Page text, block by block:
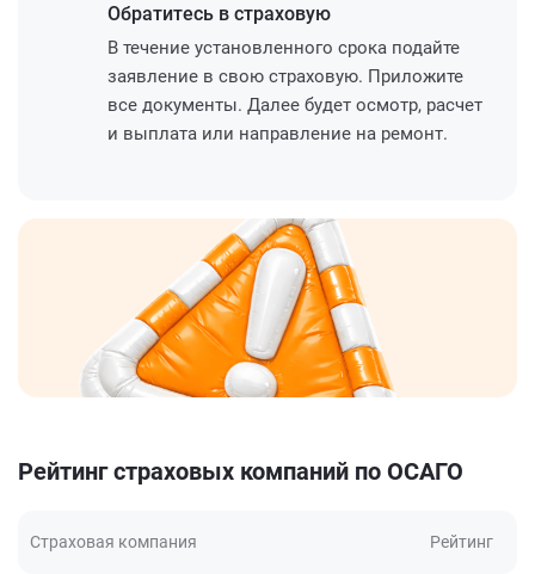
Обратитесь в страховую
В течение установленного срока подайте
заявление в свою страховую. Приложите
все документы. Далее будет осмотр, расчет
и выплата или направление на ремонт.
Рейтинг страховых компаний по ОСАГО
Страховая компания Рейтинг